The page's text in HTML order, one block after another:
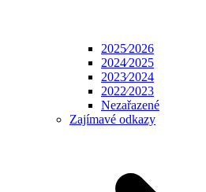
2025⁄2026
2024⁄2025
2023⁄2024
2022⁄2023
Nezařazené
Zajímavé odkazy